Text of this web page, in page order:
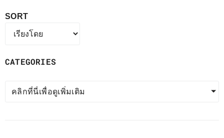
SORT
CATEGORIES
คลิกที่นี่เพื่อดูเพิ่มเติม